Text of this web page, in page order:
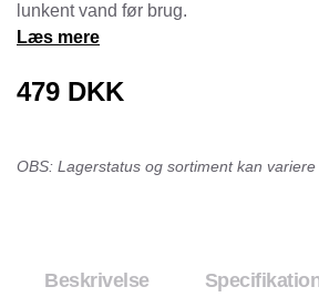
lunkent vand før brug.
Læs mere
479 DKK
OBS: Lagerstatus og sortiment kan
Beskrivelse